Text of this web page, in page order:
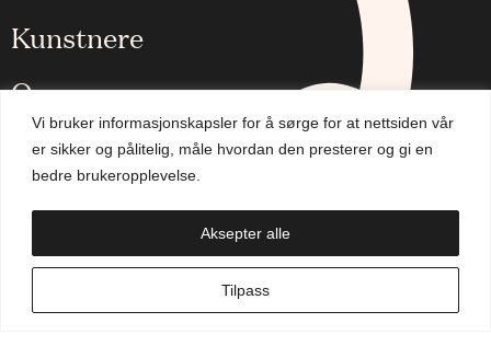
Vi bruker informasjonskapsler for å sørge for at nettsiden vår
er sikker og pålitelig, måle hvordan den presterer og gi en
bedre brukeropplevelse.
Tilpass
Aksepter alle
Kunstnere
Om oss
Aktuelt
Handlekurv
NO